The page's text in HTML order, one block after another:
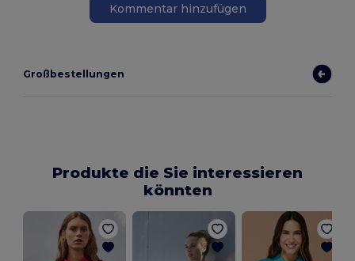
Kommentar hinzufügen
Großbestellungen
Produkte die Sie interessieren
könnten